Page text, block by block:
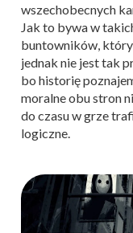
wszechobecnych
Jak to bywa w
buntowników, który
jednak nie jest tak
bo historię
moralne obu stron
do czasu w grze
logiczne.